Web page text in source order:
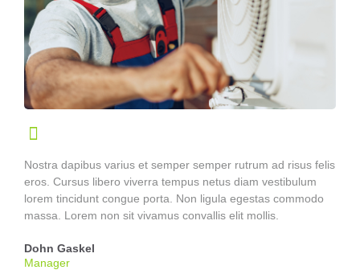
Nostra dapibus varius et semper semper rutrum ad risus felis
eros. Cursus libero viverra tempus netus diam vestibulum
lorem tincidunt congue porta. Non ligula egestas commodo
massa. Lorem non sit vivamus convallis elit mollis.
Dohn Gaskel
Manager